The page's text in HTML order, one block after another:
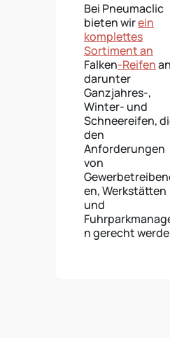
Bei Pneumaclic
bieten wirein
komplettes
Sortiment an
Falken-Reifen
darunter
Ganzjahres-,
Winter- und
Schneereifen,
den
Anforderungen
von
en, Werkstätten
und
n gerecht